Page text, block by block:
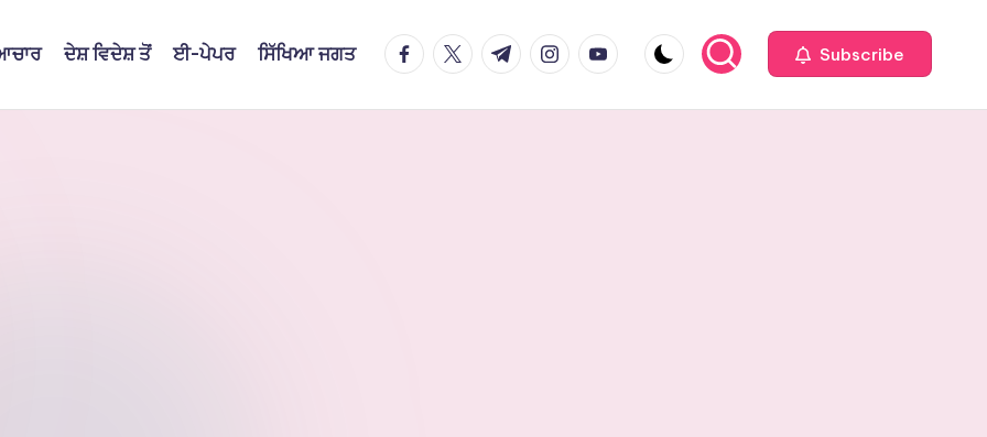
ਦੇਸ਼ ਵਿਦੇਸ਼ ਤੋਂ ਈ-ਪੇਪਰ ਸਿੱਖਿਆ ਜਗਤ facebook.com
twitter.com
t.me instagram.com
youtube.com Subscribe